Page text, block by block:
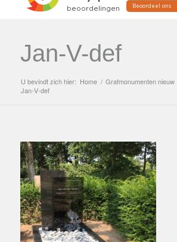
Jan-V-def
U bevindt zich hier: Home / Grafmonumenten nieuw
Jan-V-def